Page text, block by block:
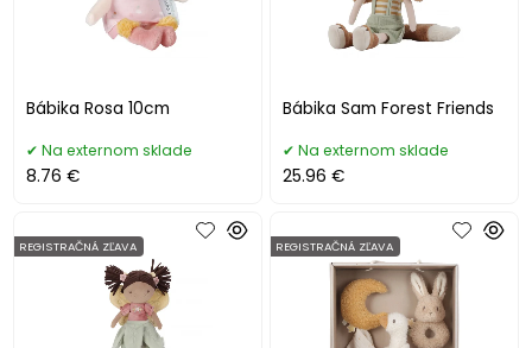
Bábika Rosa 10cm
Na externom sklade
8.76 €
Bábika Sam Forest Friends
Na externom sklade
25.96 €
REGISTRAČNÁ ZĽAVA REGISTRAČNÁ ZĽAVA